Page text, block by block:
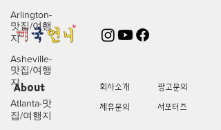
Arlington-
맛집/여행
지
Asheville-
맛집/여행
지
Atlanta-맛
집/여행지
About 회사소개
광고문의
제휴문의
서포터즈